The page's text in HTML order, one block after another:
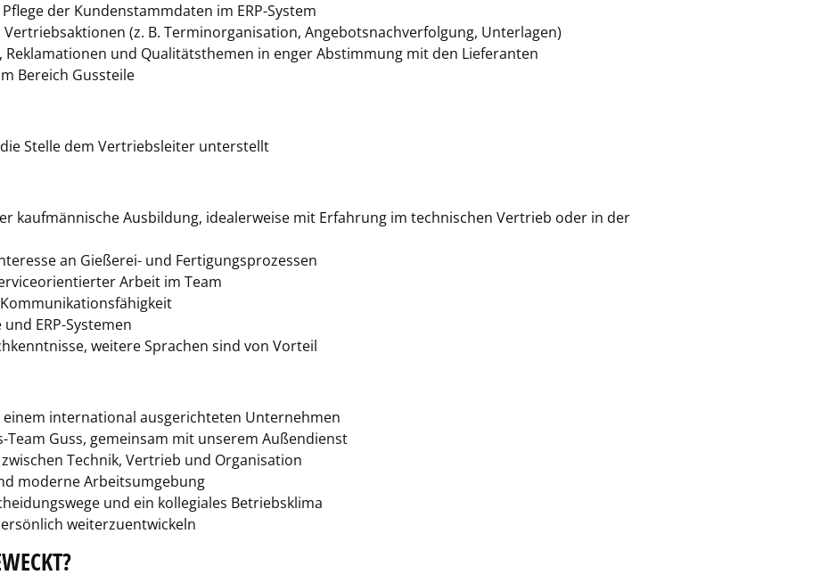
der Kundenstammdaten im ERP-System
(z. B. Terminorganisation, Angebotsnachverfolgung, Unterlagen)
Reklamationen und Qualitätsthemen in enger Abstimmung mit den Lieferanten
Bereich Gussteile
Stelle dem Vertriebsleiter unterstellt
kaufmännische Ausbildung, idealerweise mit Erfahrung im technischen Vertrieb oder in der
an Gießerei- und Fertigungsprozessen
Arbeit im Team
ERP-Systemen
weitere Sprachen sind von Vorteil
international ausgerichteten Unternehmen
Team Guss, gemeinsam mit unserem Außendienst
Technik, Vertrieb und Organisation
moderne Arbeitsumgebung
und ein kollegiales Betriebsklima
weiterzuentwickeln